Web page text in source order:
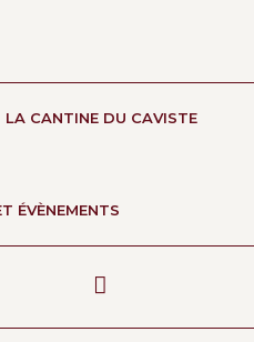
LA CANTINE DU CAVISTE
ÉVÈNEMENTS